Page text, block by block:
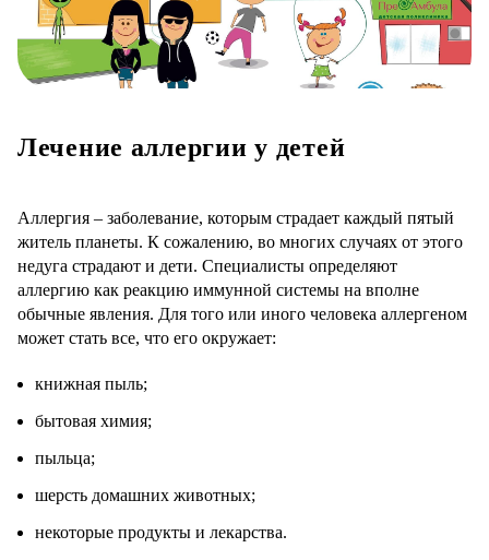
Лечение аллергии у детей
Аллергия – заболевание, которым страдает каждый пятый
житель планеты. К сожалению, во многих случаях от этого
недуга страдают и дети. Специалисты определяют
аллергию как реакцию иммунной системы на вполне
обычные явления. Для того или иного человека аллергеном
может стать все, что его окружает:
книжная пыль;
бытовая химия;
пыльца;
шерсть домашних животных;
некоторые продукты и лекарства.